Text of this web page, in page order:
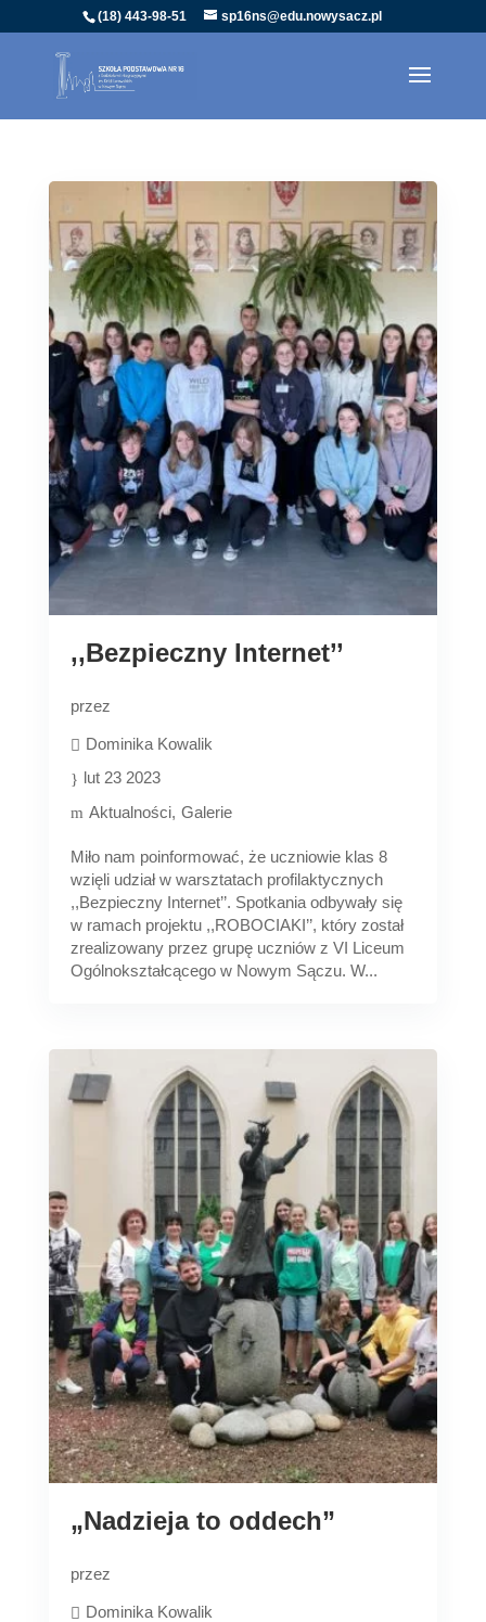
(18) 443-98-51 sp16ns@edu.nowysacz.pl
,,Bezpieczny Internet’’
przez
Dominika Kowalik
lut 23 2023
Aktualności Galerie
Miło nam poinformować, że uczniowie klas 8
wzięli udział w warsztatach profilaktycznych
,,Bezpieczny Internet’’. Spotkania odbywały się
w ramach projektu ,,ROBOCIAKI’’, który został
zrealizowany przez grupę uczniów z VI Liceum
Ogólnokształcącego w Nowym Sączu. W...
„Nadzieja to oddech”
przez
Dominika Kowalik